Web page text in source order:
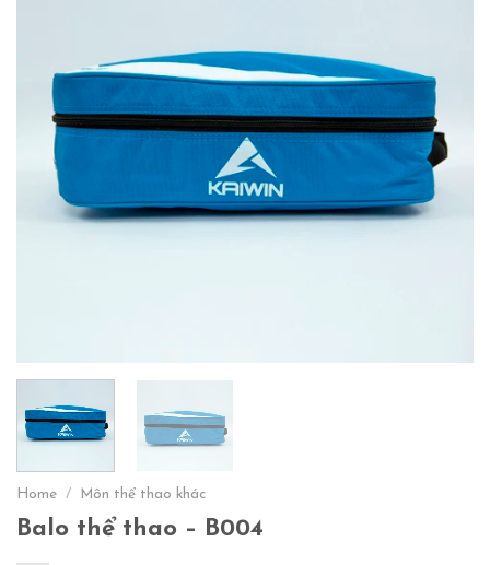
Home / Môn thể thao khác
Balo thể thao – B004